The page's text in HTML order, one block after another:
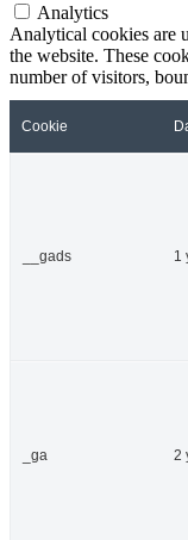
Analytics
Analytical cookies are
the website. These
number of visitors,
Cookie
__gads 1
_ga 2